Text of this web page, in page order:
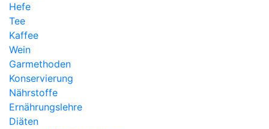
Hefe
Tee
Kaffee
Wein
Garmethoden
Konservierung
Nährstoffe
Ernährungslehre
Diäten